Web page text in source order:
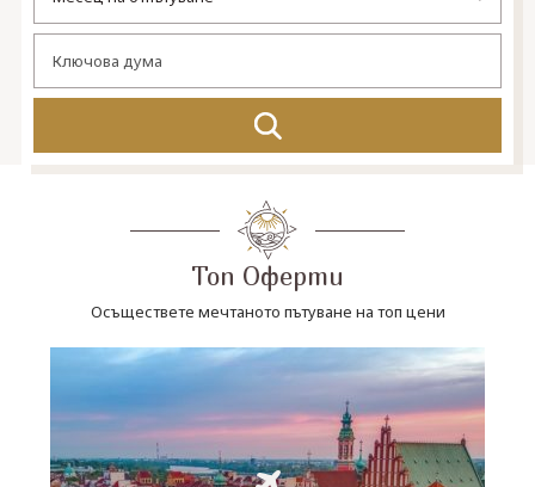
Топ Оферти
Осъществете мечтаното пътуване на топ цени